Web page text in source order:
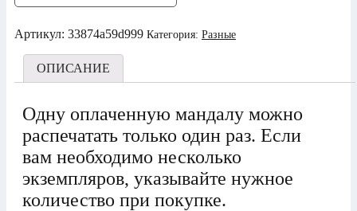
Артикул: 33874a59d999 Категория: Разные
ОПИСАНИЕ
Одну оплаченную мандалу можно
распечатать только один раз. Если
вам необходимо несколько
экземпляров, указывайте нужное
количество при покупке.